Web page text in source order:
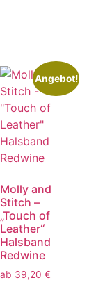
Angebot!
Molly and
Stitch –
„Touch of
Leather“
Halsband
Redwine
ab 39,20 €